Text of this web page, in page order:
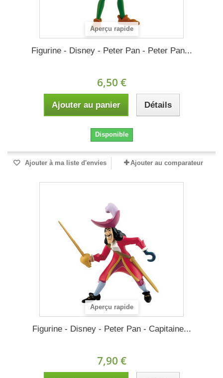
Aperçu rapide
Figurine - Disney - Peter Pan - Peter Pan...
6,50 €
Ajouter au panier Détails
Disponible
Ajouter à ma liste d'envies Ajouter au comparateur
Aperçu rapide
Figurine - Disney - Peter Pan - Capitaine...
7,90 €